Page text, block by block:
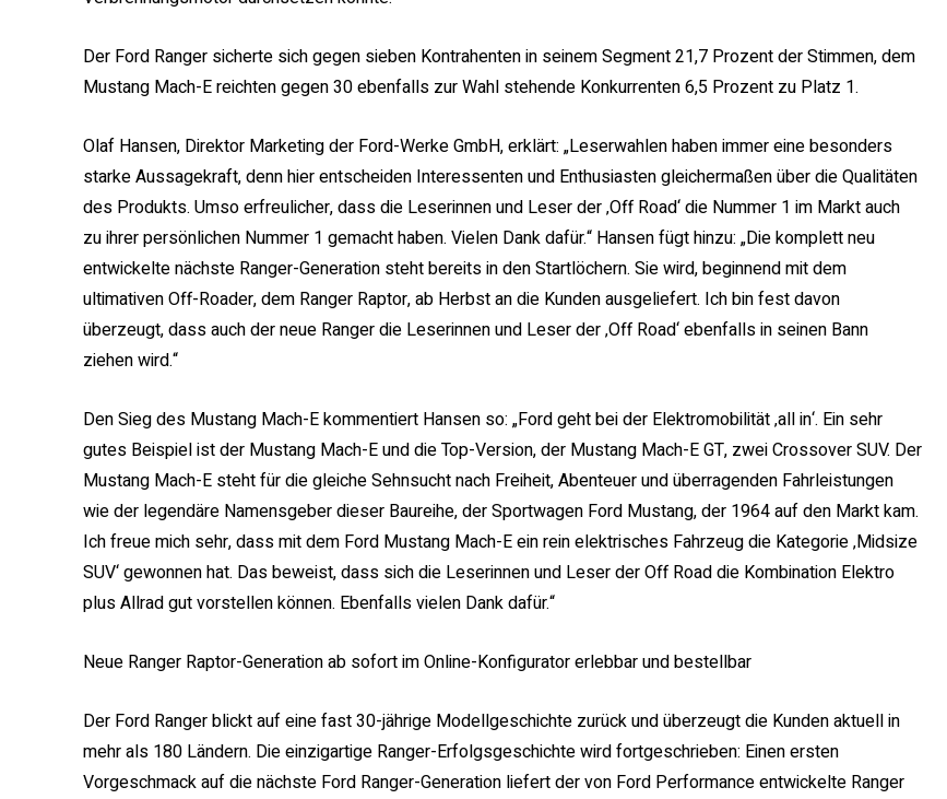
Der Ford Ranger sicherte sich gegen sieben Kontrahenten in seinem Segment 21,7 Prozent der Stimmen, dem
Mustang Mach-E reichten gegen 30 ebenfalls zur Wahl stehende Konkurrenten 6,5 Prozent zu Platz 1.
Olaf Hansen, Direktor Marketing der Ford-Werke GmbH, erklärt: „Leserwahlen haben immer eine besonders
starke Aussagekraft, denn hier entscheiden Interessenten und Enthusiasten gleichermaßen über die Qualitäten
des Produkts. Umso erfreulicher, dass die Leserinnen und Leser der ‚Off Road‘ die Nummer 1 im Markt auch
zu ihrer persönlichen Nummer 1 gemacht haben. Vielen Dank dafür.“ Hansen fügt hinzu: „Die komplett neu
entwickelte nächste Ranger-Generation steht bereits in den Startlöchern. Sie wird, beginnend mit dem
ultimativen Off-Roader, dem Ranger Raptor, ab Herbst an die Kunden ausgeliefert. Ich bin fest davon
überzeugt, dass auch der neue Ranger die Leserinnen und Leser der ‚Off Road‘ ebenfalls in seinen Bann
ziehen wird.“
Den Sieg des Mustang Mach-E kommentiert Hansen so: „Ford geht bei der Elektromobilität ‚all in‘. Ein sehr
gutes Beispiel ist der Mustang Mach-E und die Top-Version, der Mustang Mach-E GT, zwei Crossover SUV. Der
Mustang Mach-E steht für die gleiche Sehnsucht nach Freiheit, Abenteuer und überragenden Fahrleistungen
wie der legendäre Namensgeber dieser Baureihe, der Sportwagen Ford Mustang, der 1964 auf den Markt kam.
Ich freue mich sehr, dass mit dem Ford Mustang Mach-E ein rein elektrisches Fahrzeug die Kategorie ‚Midsize
SUV‘ gewonnen hat. Das beweist, dass sich die Leserinnen und Leser der Off Road die Kombination Elektro
plus Allrad gut vorstellen können. Ebenfalls vielen Dank dafür.“
Neue Ranger Raptor-Generation ab sofort im Online-Konfigurator erlebbar und bestellbar
Der Ford Ranger blickt auf eine fast 30-jährige Modellgeschichte zurück und überzeugt die Kunden aktuell in
mehr als 180 Ländern. Die einzigartige Ranger-Erfolgsgeschichte wird fortgeschrieben: Einen ersten
Vorgeschmack auf die nächste Ford Ranger-Generation liefert der von Ford Performance entwickelte Ranger